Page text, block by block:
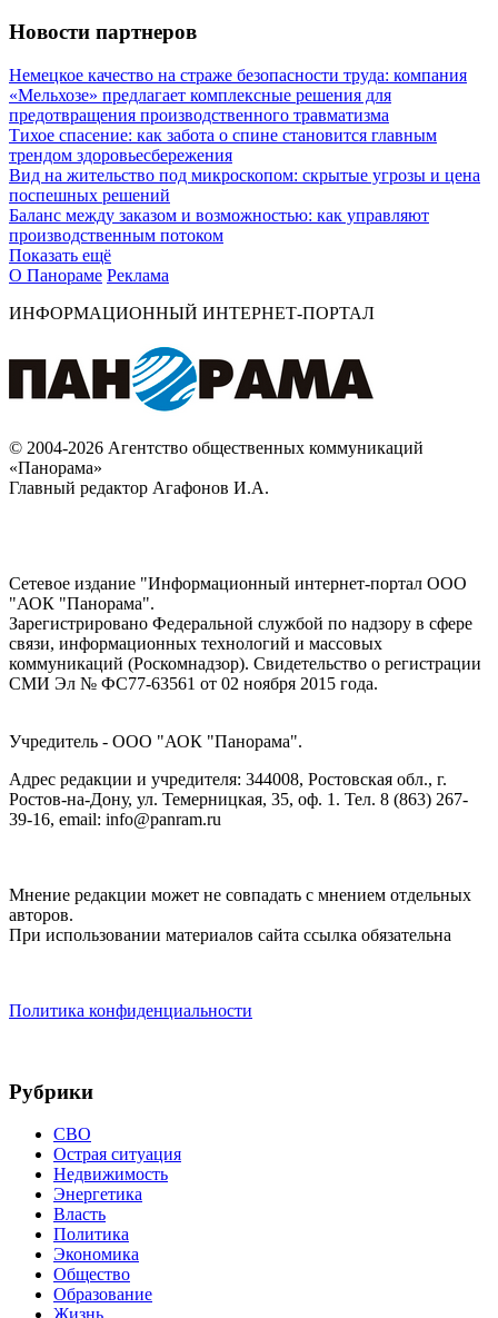
Новости партнеров
Немецкое качество на страже безопасности труда: компания
«Мельхозе» предлагает комплексные решения для
предотвращения производственного травматизма
Тихое спасение: как забота о спине становится главным
трендом здоровьесбережения
Вид на жительство под микроскопом: скрытые угрозы и цена
поспешных решений
Баланс между заказом и возможностью: как управляют
производственным потоком
Показать ещё
О Панораме Реклама
ИНФОРМАЦИОННЫЙ ИНТЕРНЕТ-ПОРТАЛ
© 2004-2026 Агентство общественных коммуникаций
«Панорама»
Главный редактор Агафонов И.А.
Сетевое издание "Информационный интернет-портал ООО
"АОК "Панорама".
Зарегистрировано Федеральной службой по надзору в сфере
связи, информационных технологий и массовых
коммуникаций (Роскомнадзор). Cвидетельство о регистрации
СМИ Эл № ФС77-63561 от 02 ноября 2015 года.
Учредитель - ООО "АОК "Панорама".
Адрес редакции и учредителя: 344008, Ростовская обл., г.
Ростов-на-Дону, ул. Темерницкая, 35, оф. 1. Тел. 8 (863) 267-
39-16, email: info@panram.ru
Мнение редакции может не совпадать с мнением отдельных
авторов.
При использовании материалов сайта ссылка обязательна
Политика конфиденциальности
Рубрики
СВО
Острая ситуация
Недвижимость
Энергетика
Власть
Политика
Экономика
Общество
Образование